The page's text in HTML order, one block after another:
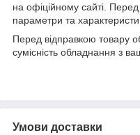
на офіційному сайті.
параметри та
Перед відправкою товару
сумісність обладнання з
Умови доставки